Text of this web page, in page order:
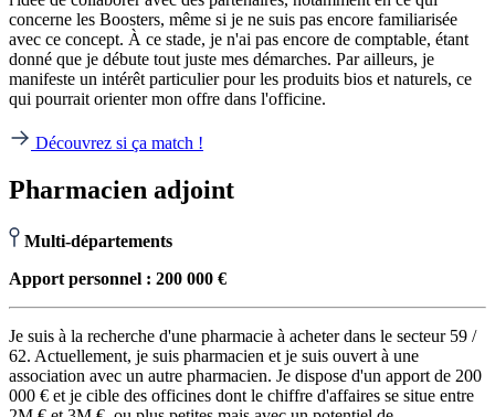
concerne les Boosters, même si je ne suis pas encore familiarisée
avec ce concept. À ce stade, je n'ai pas encore de comptable, étant
donné que je débute tout juste mes démarches. Par ailleurs, je
manifeste un intérêt particulier pour les produits bios et naturels, ce
qui pourrait orienter mon offre dans l'officine.
Découvrez si ça match !
Pharmacien adjoint
Multi-départements
Apport personnel : 200 000 €
Je suis à la recherche d'une pharmacie à acheter dans le secteur 59 /
62. Actuellement, je suis pharmacien et je suis ouvert à une
association avec un autre pharmacien. Je dispose d'un apport de 200
000 € et je cible des officines dont le chiffre d'affaires se situe entre